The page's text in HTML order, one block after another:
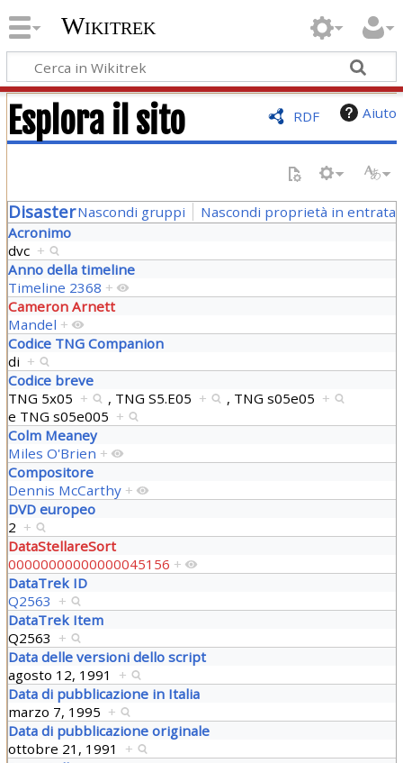
Wikitrek
RDF Aiuto
Esplora il sito
DisasterNascondi gruppi
Nascondi proprietà in entrata
Acronimo
dvc +
Anno della timeline
Timeline 2368 +
Cameron Arnett
Mandel +
Codice TNG Companion
di +
Codice breve
TNG 5x05 + , TNG S5.E05 + , TNG s05e05 +
e TNG s05e005 +
Colm Meaney
Miles O'Brien +
Compositore
Dennis McCarthy +
DVD europeo
2 +
DataStellareSort
00000000000000045156 +
DataTrek ID
Q2563 +
DataTrek Item
Q2563 +
Data delle versioni dello script
agosto 12, 1991 +
Data di pubblicazione in Italia
marzo 7, 1995 +
Data di pubblicazione originale
ottobre 21, 1991 +